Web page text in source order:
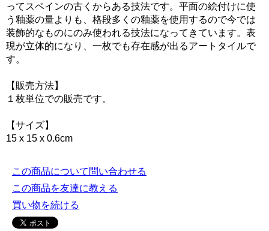
ってスペインの古くからある技法です。平面の絵付けに使
う釉薬の量よりも、格段多くの釉薬を使用するので今では
装飾的なものにのみ使われる技法になってきています。表
現が立体的になり、一枚でも存在感が出るアートタイルで
す。
【販売方法】
１枚単位での販売です。
【サイズ】
15 x 15 x 0.6cm
この商品について問い合わせる
この商品を友達に教える
買い物を続ける